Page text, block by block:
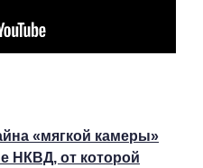
«мягкой камеры»
НКВД, от которой